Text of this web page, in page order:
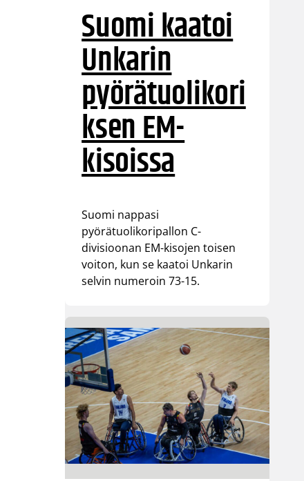
Suomi kaatoi
Unkarin
pyörätuolikori
ksen EM-
kisoissa
Suomi nappasi
pyörätuolikoripallon C-
divisioonan EM-kisojen toisen
voiton, kun se kaatoi Unkarin
selvin numeroin 73-15.